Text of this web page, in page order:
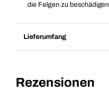
die Felgen zu beschädigen
Lieferumfang
Rezensionen